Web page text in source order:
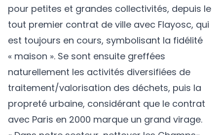
pour petites et grandes collectivités, depuis le
tout premier contrat de ville avec Flayosc, qui
est toujours en cours, symbolisant la fidélité
« maison ». Se sont ensuite greffées
naturellement les activités diversifiées de
traitement/valorisation des déchets, puis la
propreté urbaine, considérant que le contrat
avec Paris en 2000 marque un grand virage.